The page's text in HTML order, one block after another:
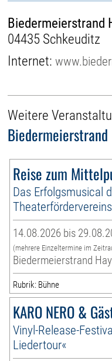
Biedermeierstrand
04435 Schkeuditz
Internet:
Weitere
Biedermeierstrand
Reise zum
Das Erfolgsmusical
14.08.2026 bis
(mehrere Einzeltermine im
Biedermeierstrand
Rubrik: Bühne
KARO NERO &
Vinyl-Release-
Liedertour«